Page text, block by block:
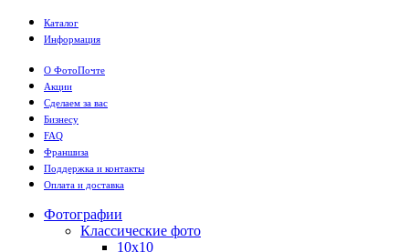
Каталог
Информация
О ФотоПочте
Акции
Сделаем за вас
Бизнесу
FAQ
Франшиза
Поддержка и контакты
Оплата и доставка
Фотографии
Классические фото
10х10